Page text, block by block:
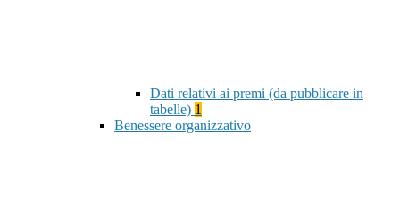
Dati relativi ai premi (da pubblicare in
tabelle) 1
Benessere organizzativo